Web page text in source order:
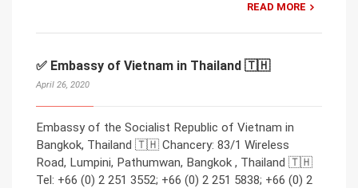
READ MORE
✅ Embassy of Vietnam in Thailand 🇹🇭
April 26, 2020
Embassy of the Socialist Republic of Vietnam in
Bangkok, Thailand 🇹🇭 Chancery: 83/1 Wireless
Road, Lumpini, Pathumwan, Bangkok , Thailand 🇹🇭
Tel: +66 (0) 2 251 3552; +66 (0) 2 251 5838; +66 (0) 2